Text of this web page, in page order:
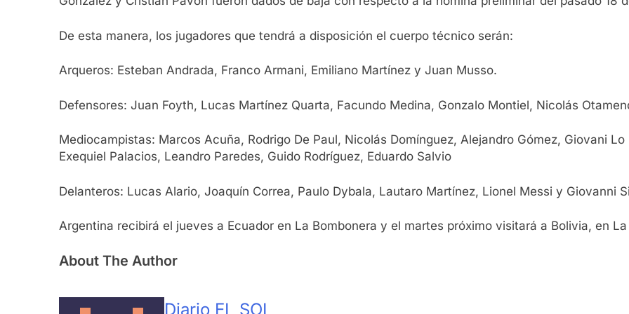
De esta manera, los jugadores que tendrá a disposición el cuerpo técnico serán:
Arqueros: Esteban Andrada, Franco Armani, Emiliano Martínez y Juan Musso.
Defensores: Juan Foyth, Lucas Martínez Quarta, Facundo Medina, Gonzalo Montiel, Nicolás
Mediocampistas: Marcos Acuña, Rodrigo De Paul, Nicolás Domínguez, Alejandro Gómez, Giovani
Exequiel Palacios, Leandro Paredes, Guido Rodríguez, Eduardo Salvio
Delanteros: Lucas Alario, Joaquín Correa, Paulo Dybala, Lautaro Martínez, Lionel Messi y Giovanni
Argentina recibirá el jueves a Ecuador en La Bombonera y el martes próximo visitará a Bolivia, en La
About The Author
Diario EL SOL